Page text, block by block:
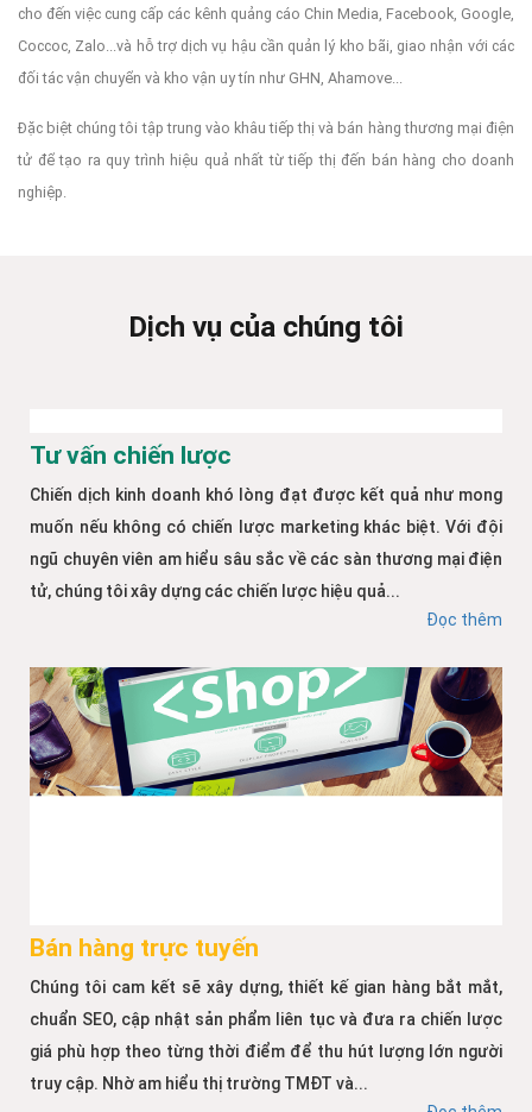
cho đến việc cung cấp các kênh quảng cáo Chin Media, Facebook, Google,
Coccoc, Zalo...và hỗ trợ dịch vụ hậu cần quản lý kho bãi, giao nhận với các
đối tác vận chuyển và kho vận uy tín như GHN, Ahamove...
Đặc biệt chúng tôi tập trung vào khâu tiếp thị và bán hàng thương mại điện
tử để tạo ra quy trình hiệu quả nhất từ tiếp thị đến bán hàng cho doanh
nghiệp.
Dịch vụ của chúng tôi
Tư vấn chiến lược
Chiến dịch kinh doanh khó lòng đạt được kết quả như mong
muốn nếu không có chiến lược marketing khác biệt. Với đội
ngũ chuyên viên am hiểu sâu sắc về các sàn thương mại điện
tử, chúng tôi xây dựng các chiến lược hiệu quả...
Đọc thêm
Bán hàng trực tuyến
Chúng tôi cam kết sẽ xây dựng, thiết kế gian hàng bắt mắt,
chuẩn SEO, cập nhật sản phẩm liên tục và đưa ra chiến lược
giá phù hợp theo từng thời điểm để thu hút lượng lớn người
truy cập. Nhờ am hiểu thị trường TMĐT và...